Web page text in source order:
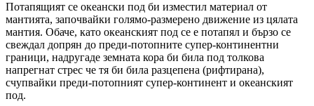
Потапящият се океански под би изместил материал от
мантията, започвайки голямо-размерено движение из цялата
мантия. Обаче, като океанският под се е потапял и бързо се
свеждал допрян до преди-потопните супер-континентни
граници, надругаде земната кора би била под толкова
напрегнат стрес че тя би била разцепена (рифтирана),
счупвайки преди-потопният супер-континент и океанският
под.